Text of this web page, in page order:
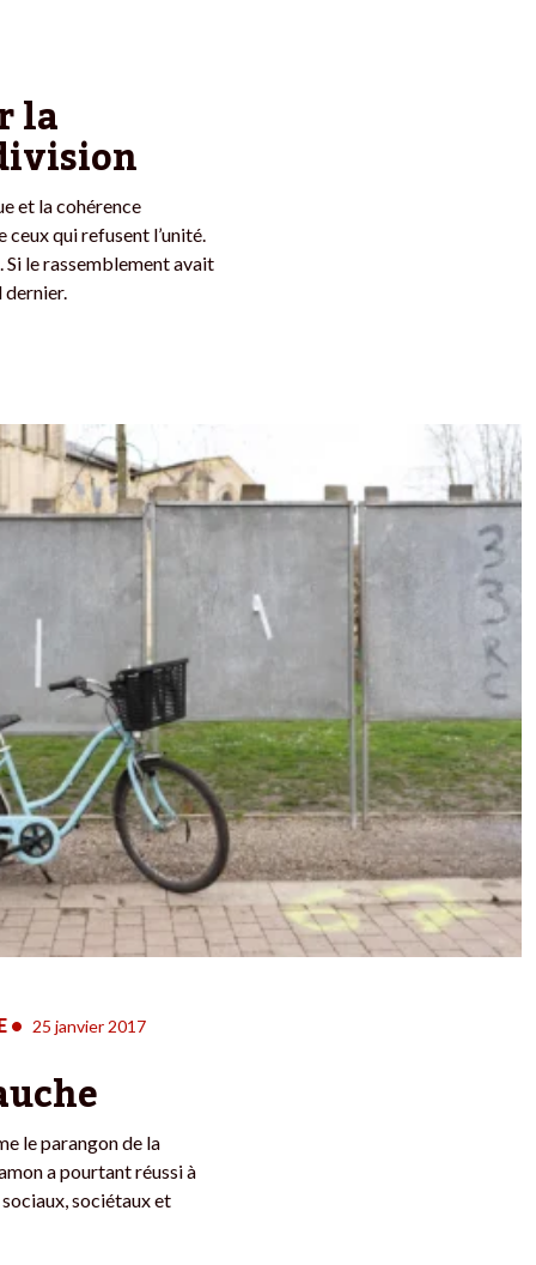
la
et la cohérence
qui refusent l’unité.
le rassemblement avait
dernier.
• 25 janvier 2017
le parangon de la
a pourtant réussi à
sociétaux et